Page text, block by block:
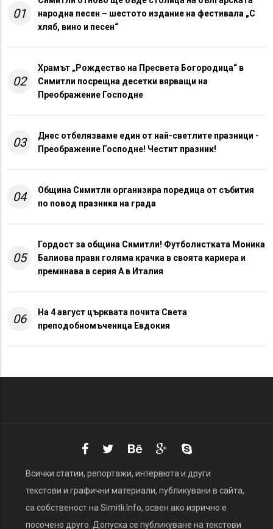
01
народна песен – шестото издание на фестивала „С
хляб, вино и песен“
02
Храмът „Рождество на Пресвета Богородица“ в
Симитли посрещна десетки вярващи на
Преображение Господне
03
Днес отбелязваме един от най-светлите празници -
Преображение Господне! Честит празник!
04
Община Симитли организира поредица от събития
по повод празника на града
05
Гордост за община Симитли! Футболистката Моника
Балиова прави голяма крачка в своята кариера и
преминава в серия А в Италия
06
На 4 август църквата почита Света
преподобномъченица Евдокия
Всички статии, репортажи, интервюта и други
текстови и графични материали, публикувани в сайта,
са собственост на Simitli.Info, освен ако изрично е
посочено друго. Допуска се публикуване на текстови